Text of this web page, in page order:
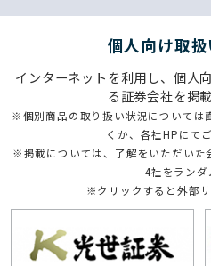
個⼈向け取
インターネットを利用し、個人
る証券会社を掲
※個別商品の取り扱い状況については
くか、各社HPにて
※掲載については、了解をいただいた
4社をランダ
※クリックすると外部サ